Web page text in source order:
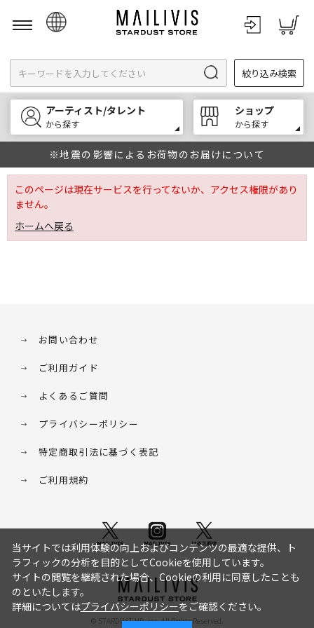
English
한국어
中文
絞り込み検索
アーティスト/タレント
から探す
ショップ
から探す
※地震の影響によるお荷物のお届けについて
このページは現在サービスを行ってないか、アクセス権限があり
ません。
ホームへ戻る
お問い合わせ
ご利用ガイド
よくあるご質問
プライバシーポリシー
特定商取引法に基づく表記
ご利用規約
© STARDUST HD. inc. All Rights Reserved.
当サイトでは利用体験の向上およびコンテンツの最適な提供、ト
ラフィックの分析を目的としてCookieを使用しています。
サイトの閲覧を継続された場合、Cookieの利用に同意したことも
のといたします。
詳細についてはプライバシーポリシーをご確認ください。